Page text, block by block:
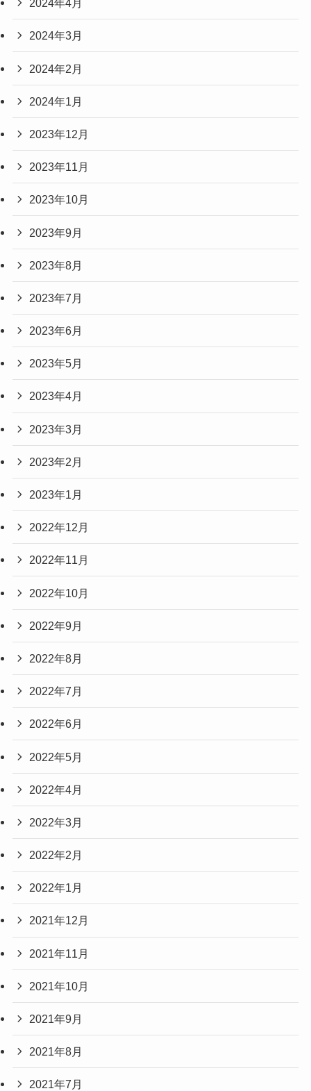
2024年4月
2024年3月
2024年2月
2024年1月
2023年12月
2023年11月
2023年10月
2023年9月
2023年8月
2023年7月
2023年6月
2023年5月
2023年4月
2023年3月
2023年2月
2023年1月
2022年12月
2022年11月
2022年10月
2022年9月
2022年8月
2022年7月
2022年6月
2022年5月
2022年4月
2022年3月
2022年2月
2022年1月
2021年12月
2021年11月
2021年10月
2021年9月
2021年8月
2021年7月